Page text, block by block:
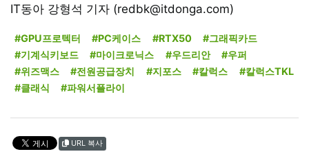
IT동아 강형석 기자 (redbk@itdonga.com)
#GPU프로텍터 #PC케이스 #RTX50
#그래픽카드
#기계식키보드
#마이크로닉스 #우드리안
#우퍼
#위즈맥스
#전원공급장치 #지포스 #칼럭스
#칼럭스TKL
#클래식
#파워서플라이
URL 복사